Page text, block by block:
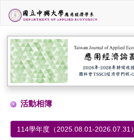
活動相簿
114學年度（2025.08.01-2026.07.31）